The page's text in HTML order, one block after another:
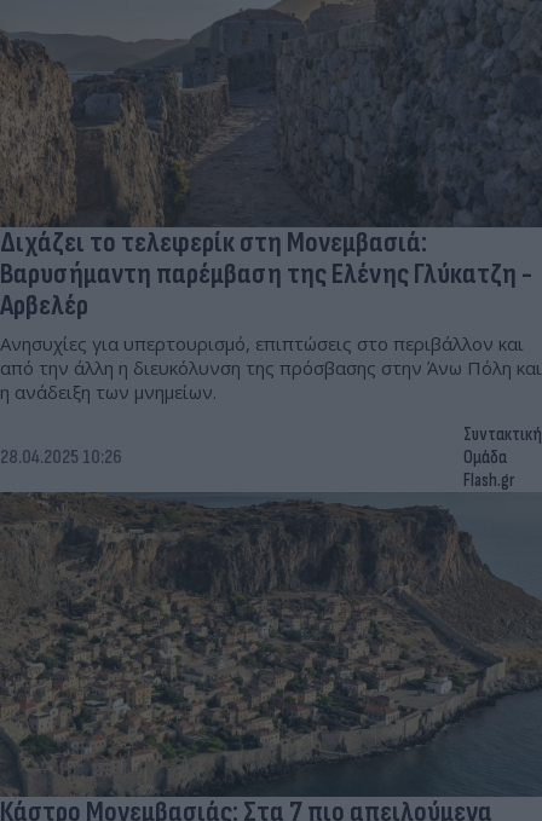
Διχάζει το τελεφερίκ στη Μονεμβασιά:
Βαρυσήμαντη παρέμβαση της Ελένης Γλύκατζη -
Αρβελέρ
Ανησυχίες για υπερτουρισμό, επιπτώσεις στο περιβάλλον και
από την άλλη η διευκόλυνση της πρόσβασης στην Άνω Πόλη και
η ανάδειξη των μνημείων.
28.04.2025 10:26
Συντακτική
Ομάδα
Flash.gr
Κάστρο Μονεμβασιάς: Στα 7 πιο απειλούμενα